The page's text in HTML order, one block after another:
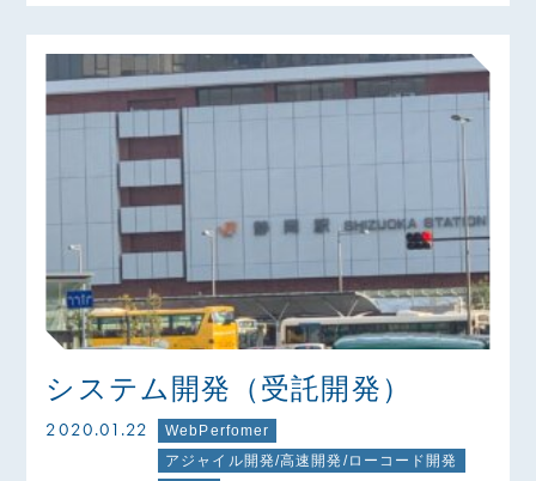
システム開発（受託開発）
2020.01.22
WebPerfomer
アジャイル開発/高速開発/ローコード開発